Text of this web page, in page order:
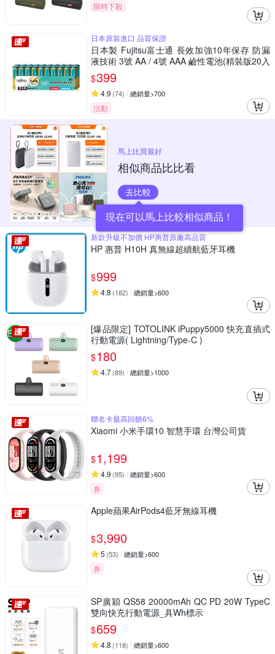
限時下殺
日本原裝進口 品質保證
日本製 Fujitsu富士通 長效加強10年保存 防漏
液技術 3號 AA / 4號 AAA 鹼性電池(精裝版20入
裝)
$399
4.9 (74) 總銷量>700
活動
馬上比買最好
相似商品比比看
去比較
現在可以馬上比較相似商品！
新款升級不加價 HP惠普原廠高品質
HP 惠普 H10H 真無線超續航藍牙耳機
$999
4.8 (182) 總銷量>600
[爆品限定] TOTOLINK iPuppy5000 快充直插式
行動電源( Lightning/Type-C )
$180
4.7(89) 總銷量>1000
聯名卡最高回饋6%
Xiaomi 小米手環10 智慧手環 台灣公司貨
$1,199
4.9 (95) 總銷量>600
券
Apple蘋果AirPods4藍牙無線耳機
$3,990
5 (53) 總銷量>600
券
SP廣穎 QS58 20000mAh QC PD 20W TypeC
雙向快充行動電源_具Wh標示
$659
4.8 (118) 總銷量>600